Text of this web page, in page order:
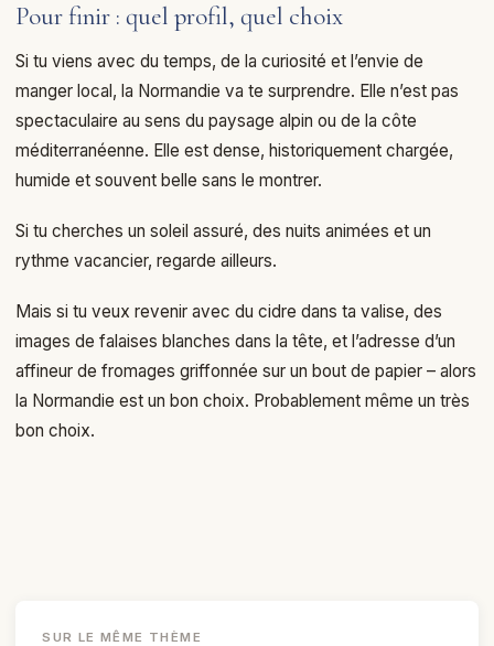
Pour finir : quel profil, quel choix
Si tu viens avec du temps, de la curiosité et l’envie de
manger local, la Normandie va te surprendre. Elle n’est pas
spectaculaire au sens du paysage alpin ou de la côte
méditerranéenne. Elle est dense, historiquement chargée,
humide et souvent belle sans le montrer.
Si tu cherches un soleil assuré, des nuits animées et un
rythme vacancier, regarde ailleurs.
Mais si tu veux revenir avec du cidre dans ta valise, des
images de falaises blanches dans la tête, et l’adresse d’un
affineur de fromages griffonnée sur un bout de papier – alors
la Normandie est un bon choix. Probablement même un très
bon choix.
SUR LE MÊME THÈME